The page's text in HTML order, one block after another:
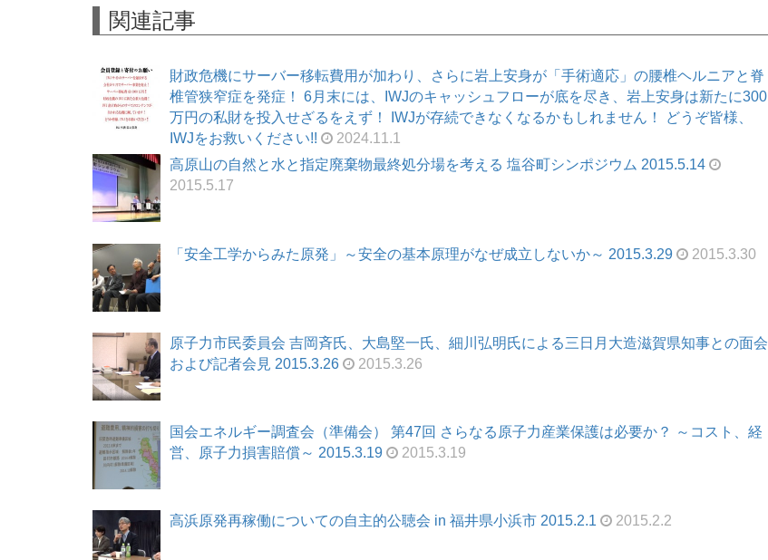
関連記事
財政危機にサーバー移転費用が加わり、さらに岩上安身が「手術適応」の腰椎ヘルニアと脊
椎管狭窄症を発症！ 6月末には、IWJのキャッシュフローが底を尽き、岩上安身は新たに300
万円の私財を投入せざるをえず！ IWJが存続できなくなるかもしれません！ どうぞ皆様、
IWJをお救いください!!
2024.11.1
高原山の自然と水と指定廃棄物最終処分場を考える 塩谷町シンポジウム 2015.5.14
2015.5.17
「安全工学からみた原発」～安全の基本原理がなぜ成立しないか～ 2015.3.29 2015.3.30
原子力市民委員会 吉岡斉氏、大島堅一氏、細川弘明氏による三日月大造滋賀県知事との面会
および記者会見 2015.3.26
2015.3.26
国会エネルギー調査会（準備会） 第47回 さらなる原子力産業保護は必要か？ ～コスト、経
営、原子力損害賠償～ 2015.3.19
2015.3.19
高浜原発再稼働についての自主的公聴会 in 福井県小浜市 2015.2.1 2015.2.2